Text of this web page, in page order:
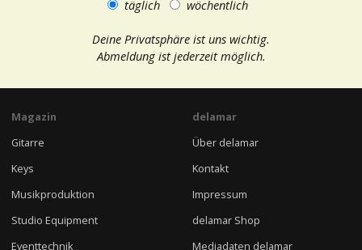
täglich
wöchentlich
Deine Privatsphäre ist uns wichtig.
Abmeldung ist jederzeit möglich.
Magazin
Gitarre
Keys
Musikproduktion
Studio Equipment
Eventtechnik
delamar
Über delamar
Kontakt
Impressum
delamar Shop
Mediadaten delamar